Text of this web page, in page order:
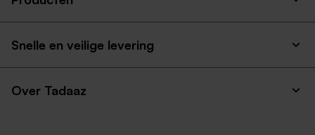
Snelle en veilige levering
Over Tadaaz